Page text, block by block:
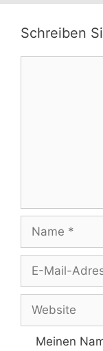
Schreiben
Name
Adresse
Website
Meinen